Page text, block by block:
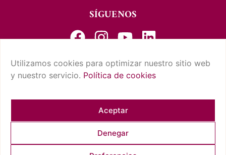
Utilizamos cookies para optimizar nuestro sitio web
y nuestro servicio. Política de cookies
Aceptar
Denegar
SÍGUENOS
CONTACTO Y SUGERENCIAS
AVISO LEGAL
CUMPLIMIENTO NORMATIVO
COPYRIGHT © 2026 REAL CASINO DE TENERIFE. TODOS LOS